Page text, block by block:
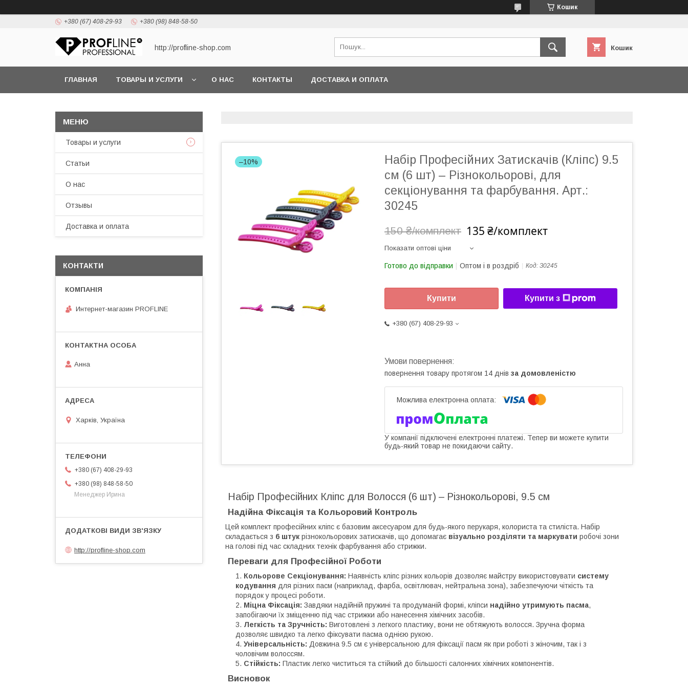
Кошик
+380 (67) 408-29-93 +380 (98) 848-58-50
http://profline-shop.com Кошик
ГЛАВНАЯ ТОВАРЫ И УСЛУГИ О НАС КОНТАКТЫ ДОСТАВКА И ОПЛАТА
–10%
Набір Професійних Затискачів (Кліпс) 9.5
см (6 шт) – Різнокольорові, для
секціонування та фарбування. Арт.:
30245
150 ₴/комплект 135 ₴/комплект
Показати оптові ціни
Готово до відправки Оптом і в роздріб Код: З0245
Купити Купити з
+380 (67) 408-29-93
повернення товару протягом 14 днів за домовленістю
У компанії підключені електронні платежі. Тепер ви можете купити
будь-який товар не покидаючи сайту.
Набір Професійних Кліпс для Волосся (6 шт) – Різнокольорові, 9.5 см
Надійна Фіксація та Кольоровий Контроль
​Цей комплект професійних кліпс є базовим аксесуаром для будь-якого перукаря, колориста та стиліста. Набір
складається з 6 штук різнокольорових затискачів, що допомагає візуально розділяти та маркувати робочі зони
на голові під час складних технік фарбування або стрижки.
Переваги для Професійної Роботи
Кольорове Секціонування: Наявність кліпс різних кольорів дозволяє майстру використовувати систему
кодування для різних пасм (наприклад, фарба, освітлювач, нейтральна зона), забезпечуючи чіткість та
порядок у процесі роботи.
Міцна Фіксація: Завдяки надійній пружині та продуманій формі, кліпси надійно утримують пасма,
запобігаючи їх зміщенню під час стрижки або нанесення хімічних засобів.
Легкість та Зручність: Виготовлені з легкого пластику, вони не обтяжують волосся. Зручна форма
дозволяє швидко та легко фіксувати пасма однією рукою.
Універсальність: Довжина 9.5 см є універсальною для фіксації пасм як при роботі з жіночим, так і з
чоловічим волоссям.
Стійкість: Пластик легко чиститься та стійкий до більшості салонних хімічних компонентів.
Висновок
Товары и услуги
Статьи
О нас
Отзывы
Доставка и оплата
КОНТАКТИ
Интернет-магазин PROFLINE
Анна
Харків, Україна
+380 (67) 408-29-93
+380 (98) 848-58-50
Менеджер Ирина
http://profline-shop.com